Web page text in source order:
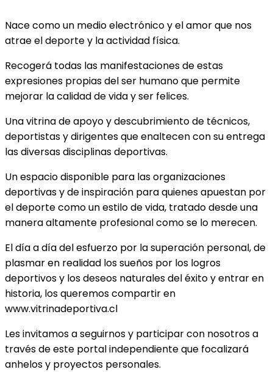
Nace como un medio electrónico y el amor que nos
atrae el deporte y la actividad física.
Recogerá todas las manifestaciones de estas
expresiones propias del ser humano que permite
mejorar la calidad de vida y ser felices.
Una vitrina de apoyo y descubrimiento de técnicos,
deportistas y dirigentes que enaltecen con su entrega
las diversas disciplinas deportivas.
Un espacio disponible para las organizaciones
deportivas y de inspiración para quienes apuestan por
el deporte como un estilo de vida, tratado desde una
manera altamente profesional como se lo merecen.
El día a día del esfuerzo por la superación personal, de
plasmar en realidad los sueños por los logros
deportivos y los deseos naturales del éxito y entrar en
historia, los queremos compartir en
www.vitrinadeportiva.cl
Les invitamos a seguirnos y participar con nosotros a
través de este portal independiente que focalizará
anhelos y proyectos personales.